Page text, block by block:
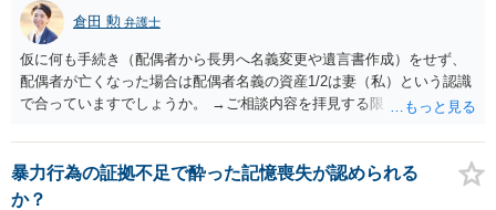
倉田 勲 弁護士
仮に何も手続き（配偶者から長男へ名義変更や遺言書作成）をせず、
配偶者が亡くなった場合は配偶者名義の資産1/2は妻（私）という認識
で合っていますでしょうか。 →ご相談内容を拝見する限りでは、その
完全に所有する場合は、他の相続人に対して自宅の評価額の１/２の代
償金の支払いが必要になります。
暴力行為の証拠不足で酔った記憶喪失が認められる
か？